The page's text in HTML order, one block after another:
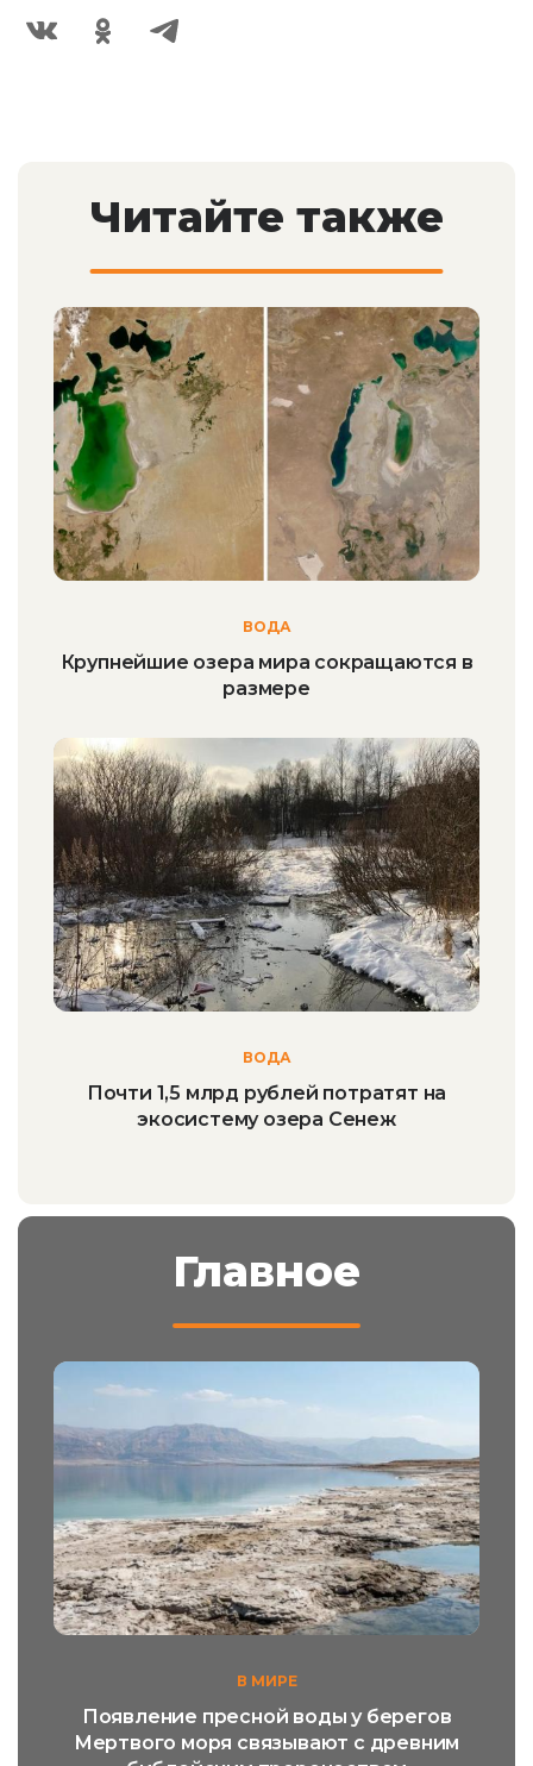
Читайте также
ВОДА
Крупнейшие озера мира сокращаются в
размере
ВОДА
Почти 1,5 млрд рублей потратят на
экосистему озера Сенеж
Главное
В МИРЕ
Появление пресной воды у берегов
Мертвого моря связывают с древним